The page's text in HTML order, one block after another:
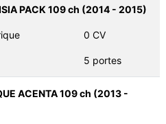
PACK 109 ch (2014 - 2015)
0 CV
5 portes
ACENTA 109 ch (2013 -